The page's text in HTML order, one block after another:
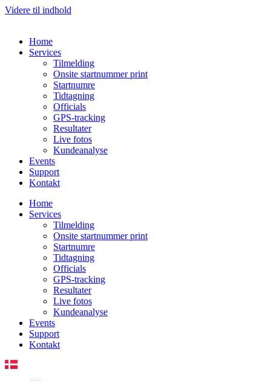
Videre til indhold
Home
Services
Tilmelding
Onsite startnummer print
Startnumre
Tidtagning
Officials
GPS-tracking
Resultater
Live fotos
Kundeanalyse
Events
Support
Kontakt
Home
Services
Tilmelding
Onsite startnummer print
Startnumre
Tidtagning
Officials
GPS-tracking
Resultater
Live fotos
Kundeanalyse
Events
Support
Kontakt